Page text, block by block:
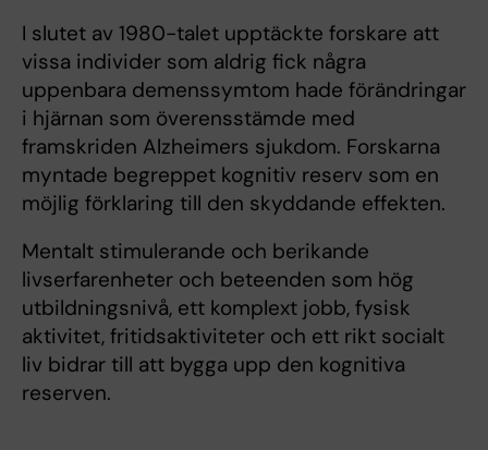
I slutet av 1980-talet upptäckte forskare att
vissa individer som aldrig fick några
uppenbara demenssymtom hade förändringar
i hjärnan som överensstämde med
framskriden Alzheimers sjukdom. Forskarna
myntade begreppet kognitiv reserv som en
möjlig förklaring till den skyddande effekten.
Mentalt stimulerande och berikande
livserfarenheter och beteenden som hög
utbildningsnivå, ett komplext jobb, fysisk
aktivitet, fritidsaktiviteter och ett rikt socialt
liv bidrar till att bygga upp den kognitiva
reserven.